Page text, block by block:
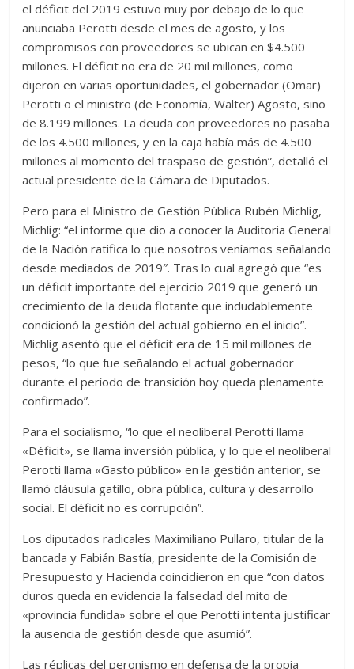
el déficit del 2019 estuvo muy por debajo de lo que
anunciaba Perotti desde el mes de agosto, y los
compromisos con proveedores se ubican en $4.500
millones. El déficit no era de 20 mil millones, como
dijeron en varias oportunidades, el gobernador (Omar)
Perotti o el ministro (de Economía, Walter) Agosto, sino
de 8.199 millones. La deuda con proveedores no pasaba
de los 4.500 millones, y en la caja había más de 4.500
millones al momento del traspaso de gestión”, detalló el
actual presidente de la Cámara de Diputados.
Pero para el Ministro de Gestión Pública Rubén Michlig,
Michlig: “el informe que dio a conocer la Auditoria General
de la Nación ratifica lo que nosotros veníamos señalando
desde mediados de 2019″. Tras lo cual agregó que “es
un déficit importante del ejercicio 2019 que generó un
crecimiento de la deuda flotante que indudablemente
condicionó la gestión del actual gobierno en el inicio”.
Michlig asentó que el déficit era de 15 mil millones de
pesos, “lo que fue señalando el actual gobernador
durante el período de transición hoy queda plenamente
confirmado”.
Para el socialismo, “lo que el neoliberal Perotti llama
«Déficit», se llama inversión pública, y lo que el neoliberal
Perotti llama «Gasto público» en la gestión anterior, se
llamó cláusula gatillo, obra pública, cultura y desarrollo
social. El déficit no es corrupción”.
Los diputados radicales Maximiliano Pullaro, titular de la
bancada y Fabián Bastía, presidente de la Comisión de
Presupuesto y Hacienda coincidieron en que “con datos
duros queda en evidencia la falsedad del mito de
«provincia fundida» sobre el que Perotti intenta justificar
la ausencia de gestión desde que asumió”.
Las réplicas del peronismo en defensa de la propia